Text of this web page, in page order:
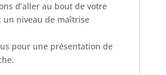
d’aller au bout de votre
un niveau de maîtrise
pour une présentation de